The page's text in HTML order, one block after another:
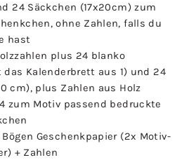
24 Säckchen (17x20cm) zum
ohne Zahlen, falls du
hast
plus 24 blanko
Kalenderbrett aus 1) und 24
cm), plus Zahlen aus Holz
zum Motiv passend bedruckte
Bögen Geschenkpapier (2x Motiv-
+ Zahlen